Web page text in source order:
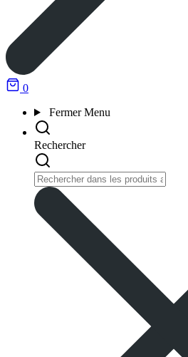
0
Fermer Menu
Rechercher